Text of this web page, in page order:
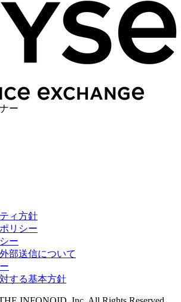
ー
ィ方針
リシー
ー
部送信について
する基本方針